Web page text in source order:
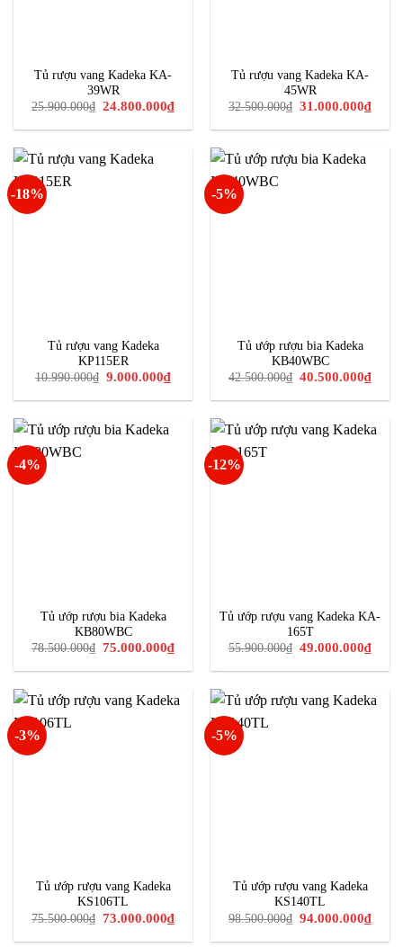
Tủ rượu vang Kadeka KA-
39WR
25.900.000₫
Giá
là:
24.800.000₫Giá
hiện
tại
24.800.000₫.
Tủ rượu vang Kadeka KA-
45WR
32.500.000₫ Giá
là:
31.000.000₫Giá
hiện
tại
-18%
Tủ rượu vang Kadeka
KP115ER
10.990.000₫ Giá
là:
9.000.000₫Giá
hiện
tại
9.000.000₫.
-5%
Tủ ướp rượu bia Kadeka
KB40WBC
42.500.000₫ Giá
là:
40.500.000₫Giá
hiện
tại
-4%
Tủ ướp rượu bia Kadeka
KB80WBC
78.500.000₫ Giá
là:
75.000.000₫Giá
hiện
tại
75.000.000₫.
-12%
Tủ ướp rượu vang Kadeka KA-
165T
55.900.000₫ Giá
là:
49.000.000₫Giá
hiện
tại
-3%
Tủ ướp rượu vang Kadeka
KS106TL
75.500.000₫ Giá
là:
73.000.000₫Giá
hiện
tại
-5%
Tủ ướp rượu vang Kadeka
KS140TL
98.500.000₫ Giá
là:
94.000.000₫Giá
hiện
tại